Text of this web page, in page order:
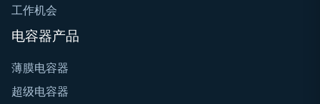
工作机会
电容器产品
薄膜电容器
超级电容器